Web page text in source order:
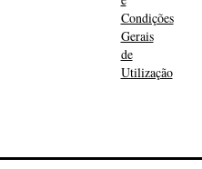
Condições
Gerais
de
Utilização